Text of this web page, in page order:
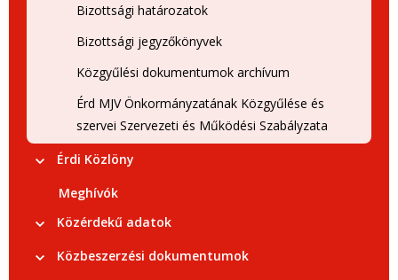
Bizottsági határozatok
Bizottsági jegyzőkönyvek
Közgyűlési dokumentumok archívum
Érd MJV Önkormányzatának Közgyűlése és
szervei Szervezeti és Működési Szabályzata
Érdi Közlöny
Meghívók
Közérdekű adatok
Közbeszerzési dokumentumok